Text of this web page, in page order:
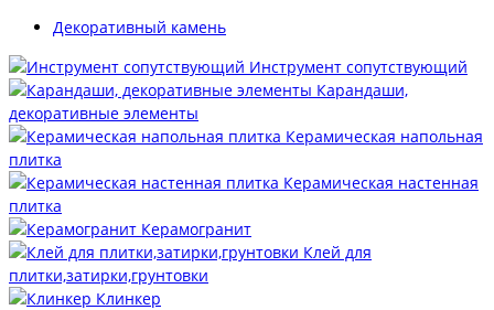
Декоративный камень
Инструмент сопутствующий
Карандаши,
декоративные элементы
Керамическая напольная
плитка
Керамическая настенная
плитка
Керамогранит
Клей для
плитки,затирки,грунтовки
Клинкер